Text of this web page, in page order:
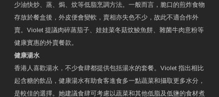
少油快炒、蒸、焗、炆等低脂烹調方法。一般而言，脆口的煎炸食物
存放於餐盒後，外皮便會變軟，賣相亦失色不少，故此不適合作外
賣。Violet 提議肉碎蒸茄子、娃娃菜冬菇炆鯪魚餅、雜菌牛肉意粉等
健康實惠的外賣餐款。
健康湯水
香港人喜歡湯水，不少食肆都提供包括湯水的套餐。Violet 指出相比
起含糖的飲品，健康湯水有助食客進食多一點蔬菜和攝取更多水分，
是較佳的選擇。她建議食肆可考慮以蔬菜和其他低脂及低鹽的食材煮